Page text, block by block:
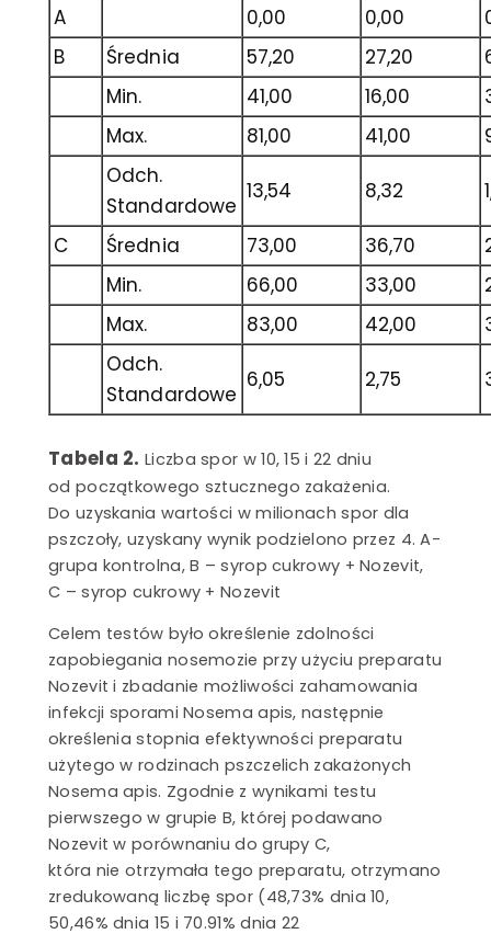
A
0,00 0,00
B
Średnia 57,20 27,20
Min.
41,00 16,00
Max.
81,00 41,00
Odch.
Standardowe
13,54 8,32
C Średnia 73,00 36,70
Min.
66,00 33,00
Max.
83,00 42,00
Odch.
Standardowe
6,05 2,75
Tabela 2. Liczba spor w 10, 15 i 22 dniu
od początkowego sztucznego zakażenia.
Do uzyskania wartości w milionach spor dla
pszczoły, uzyskany wynik podzielono przez 4. A-
grupa kontrolna, B – syrop cukrowy + Nozevit,
C – syrop cukrowy + Nozevit
Celem testów było określenie zdolności
zapobiegania nosemozie przy użyciu preparatu
Nozevit i zbadanie możliwości zahamowania
infekcji sporami Nosema apis, następnie
określenia stopnia efektywności preparatu
użytego w rodzinach pszczelich zakażonych
Nosema apis. Zgodnie z wynikami testu
pierwszego w grupie B, której podawano
Nozevit w porównaniu do grupy C,
która nie otrzymała tego preparatu, otrzymano
zredukowaną liczbę spor (48,73% dnia 10,
50,46% dnia 15 i 70.91% dnia 22